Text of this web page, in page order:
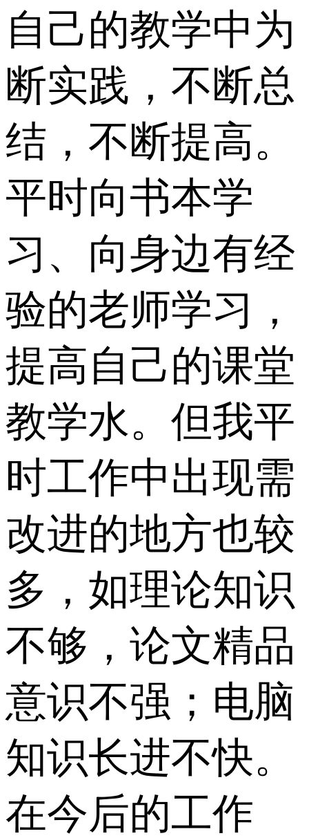
自己的教学中为
断实践，不断总
结，不断提高。
平时向书本学
习、向身边有经
验的老师学习，
提高自己的课堂
教学水。但我平
时工作中出现需
改进的地方也较
多，如理论知识
不够，论文精品
意识不强；电脑
知识长进不快。
在今后的工作